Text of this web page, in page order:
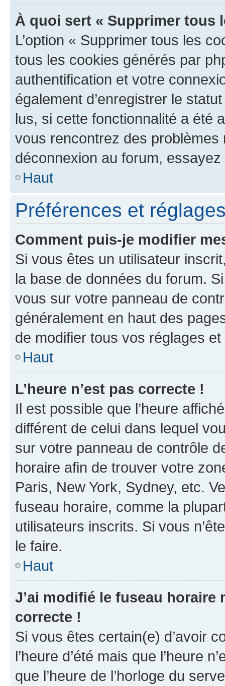
À quoi sert « Supprimer tous
L’option « Supprimer tous les
tous les cookies générés par
authentification et votre
également d’enregistrer le
lus, si cette fonctionnalité a été
vous rencontrez des
déconnexion au forum,
Haut
Préférences et
Comment puis-je modifier
Si vous êtes un utilisateur
la base de données du forum.
vous sur votre panneau de
généralement en haut des
de modifier tous vos réglages
Haut
L’heure n’est pas correcte !
Il est possible que l’heure
différent de celui dans lequel
sur votre panneau de contrôle
horaire afin de trouver votre
Paris, New York, Sydney, etc.
fuseau horaire, comme la
utilisateurs inscrits. Si vous
le faire.
Haut
J’ai modifié le fuseau horaire
correcte !
Si vous êtes certain(e) d’avoir
l’heure d’été mais que l’heure
que l’heure de l’horloge du